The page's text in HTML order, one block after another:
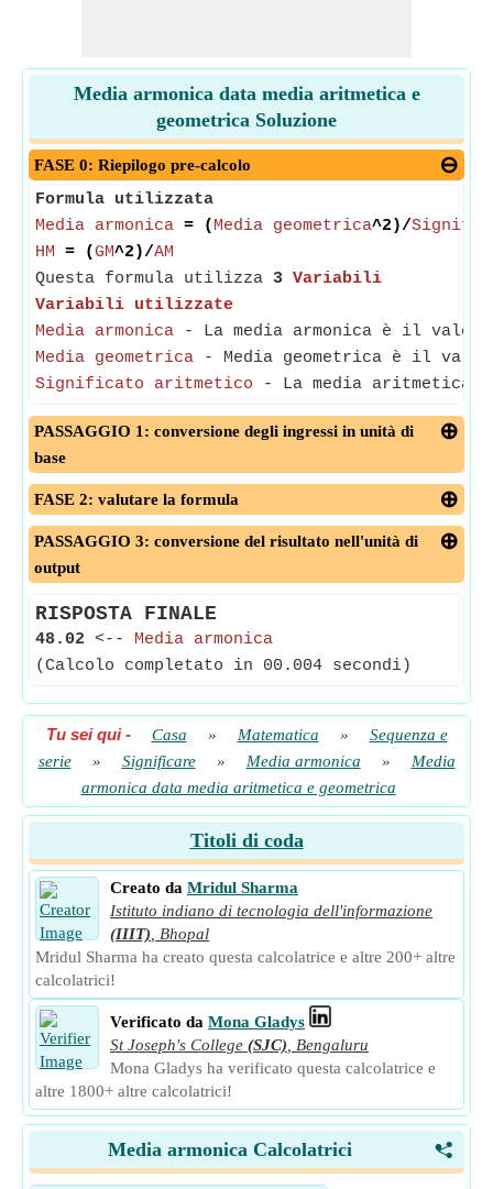
Media armonica data media aritmetica e
geometrica Soluzione
FASE 0: Riepilogo pre-calcolo
Formula utilizzata
Media armonica = ( Media geometrica^2)/
HM = (GM^2)/AM
Questa formula utilizza 3 Variabili
Variabili utilizzate
Media armonica - La media armonica è il
Media geometrica - Media geometrica è il
Significato aritmetico - La media aritmetica
PASSAGGIO 1: conversione degli ingressi in unità di
base
FASE 2: valutare la formula
PASSAGGIO 3: conversione del risultato nell'unità di
output
RISPOSTA FINALE
48.02 <-- Media armonica
(Calcolo completato in 00.004 secondi)
Tu sei qui- Casa » Matematica »
Sequenza e
serie
» Significare » Media armonica »
Media
armonica data media aritmetica e geometrica
Titoli di coda
Creato da Mridul Sharma
Istituto indiano di tecnologia dell'informazione
(IIIT)
Bhopal
Mridul Sharma ha creato questa calcolatrice e altre 200+ altre
calcolatrici!
Verificato da Mona Gladys
St Joseph's College (SJC)
Bengaluru
Mona Gladys ha verificato questa calcolatrice e
altre 1800+ altre calcolatrici!
<
Media armonica Calcolatrici